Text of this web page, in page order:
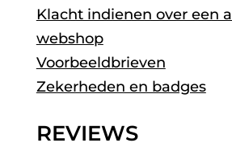
Klacht indienen over een
webshop
Voorbeeldbrieven
Zekerheden en badges
REVIEWS